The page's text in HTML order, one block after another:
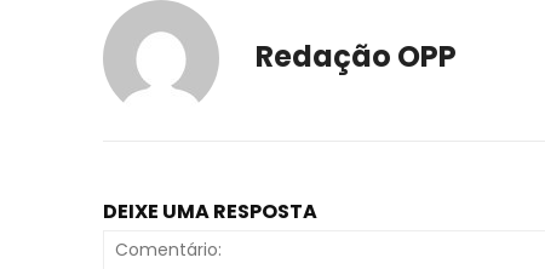
Redação OPP
DEIXE UMA RESPOSTA